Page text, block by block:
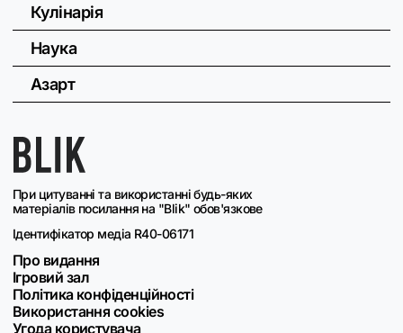
При цитуванні та використанні будь-яких
матеріалів посилання на "Blik" обов'язкове
Ідентифікатор медіа R40-06171
Про видання
Ігровий зал
Політика конфіденційності
Використання cookies
Угода користувача
Кулінарія
Наука
Азарт